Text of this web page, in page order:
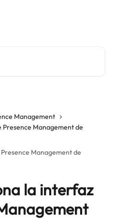
Management
Management de
Management de
la interfaz